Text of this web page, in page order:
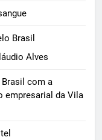
Brasil
Alves
com a
empresarial da Vila